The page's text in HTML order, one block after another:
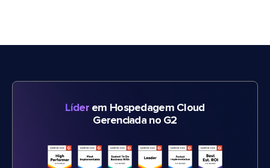
Líderem Hospedagem Cloud
Gerenciada no G2